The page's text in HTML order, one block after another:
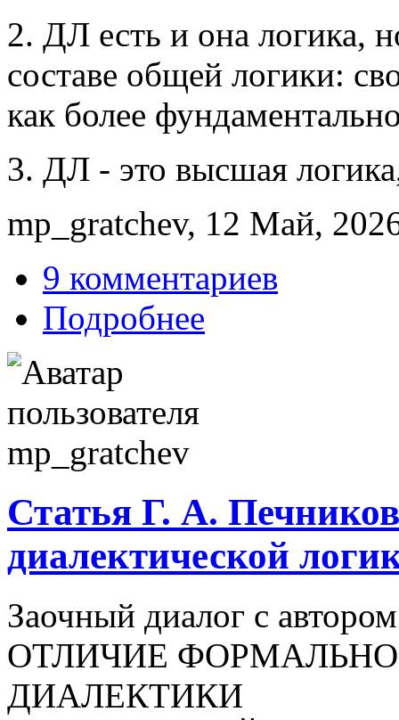
2. ДЛ есть и она логика,
составе общей логики:
как более
3. ДЛ - это высшая
mp_gratchev, 12 Май,
9 комментариев
Подробнее
Статья Г. А.
диалектической
Заочный диалог с
ОТЛИЧИЕ
ДИАЛЕКТИКИ